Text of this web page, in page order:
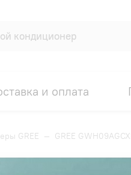
и оплата
GREE — GREE
WIFI PULAR